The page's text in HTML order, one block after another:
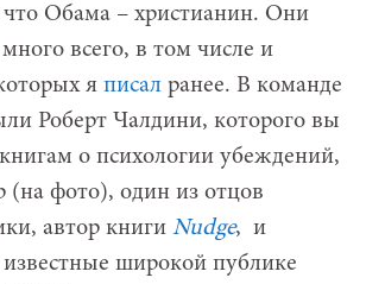
что Обама – христианин. Они
всего, в том числе и
я писал ранее. В команде
Роберт Чалдини, которого вы
о психологии убеждений,
(на фото), один из отцов
автор книги Nudge, и
известные широкой публике